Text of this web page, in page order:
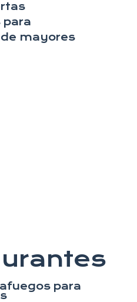
para
de mayores
para